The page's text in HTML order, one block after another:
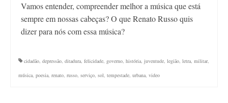
Vamos entender, compreender melhor a música que está
sempre em nossas cabeças? O que Renato Russo quis
dizer para nós com essa música?
cidadão, depressão, ditadura, felicidade, governo, história, juventude, legião, letra, militar,
música, poesia, renato, russo, serviço, sol, tempestade, urbana, video